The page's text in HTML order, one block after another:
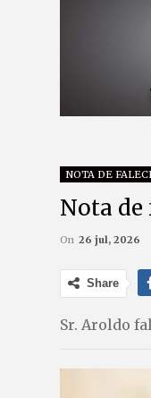
Nota
On 26 jul, 2026
Share
Sr. Aroldo